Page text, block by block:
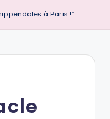
à Paris !”